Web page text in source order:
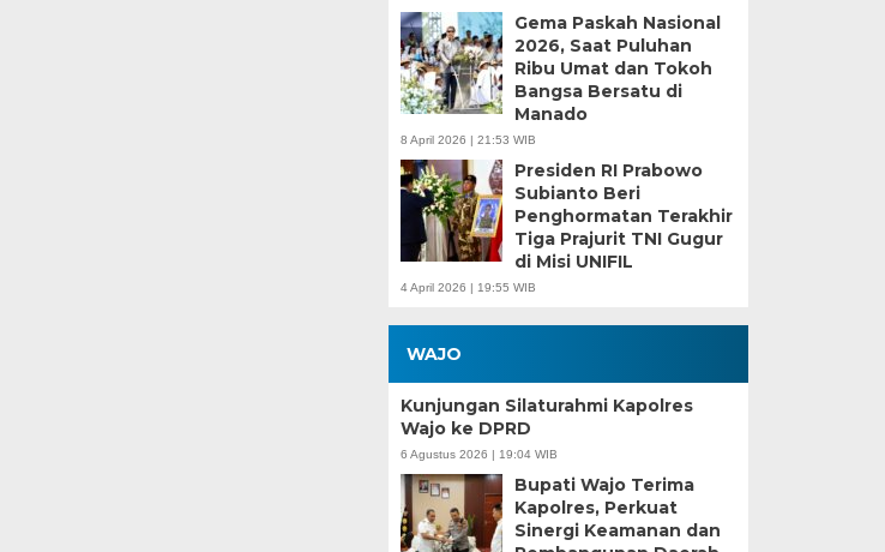
Gema Paskah Nasional
2026, Saat Puluhan
Ribu Umat dan Tokoh
Bangsa Bersatu di
Manado
8 April 2026 | 21:53 WIB
Presiden RI Prabowo
Subianto Beri
Penghormatan Terakhir
Tiga Prajurit TNI Gugur
di Misi UNIFIL
4 April 2026 | 19:55 WIB
WAJO
Kunjungan Silaturahmi Kapolres
Wajo ke DPRD
6 Agustus 2026 | 19:04 WIB
Bupati Wajo Terima
Kapolres, Perkuat
Sinergi Keamanan dan